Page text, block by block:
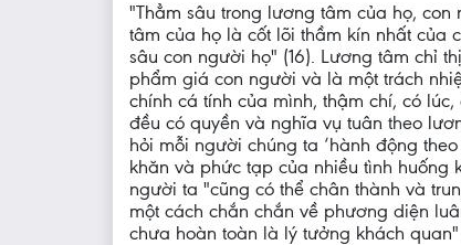
"Thẳm sâu trong lương tâm của họ,
tâm của họ là cốt lõi thầm kín nhất của
sâu con người họ" (16). Lương tâm chỉ
phẩm giá con người và là một trách
chính cá tính của mình, thậm chí, có
đều có quyền và nghĩa vụ tuân theo
hỏi mỗi người chúng ta ‘hành động
khăn và phức tạp của nhiều tình huống
người ta "cũng có thể chân thành và
một cách chắn chắn về phương diện
chưa hoàn toàn là lý tưởng khách quan"